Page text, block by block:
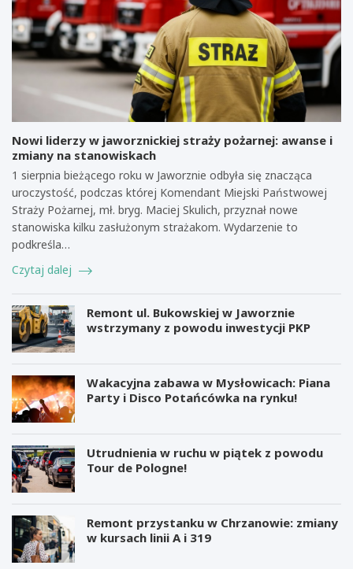
Nowi liderzy w jaworznickiej straży pożarnej: awanse i
zmiany na stanowiskach
1 sierpnia bieżącego roku w Jaworznie odbyła się znacząca
uroczystość, podczas której Komendant Miejski Państwowej
Straży Pożarnej, mł. bryg. Maciej Skulich, przyznał nowe
stanowiska kilku zasłużonym strażakom. Wydarzenie to
podkreśla…
Czytaj dalej
Remont ul. Bukowskiej w Jaworznie
wstrzymany z powodu inwestycji PKP
Wakacyjna zabawa w Mysłowicach: Piana
Party i Disco Potańcówka na rynku!
Utrudnienia w ruchu w piątek z powodu
Tour de Pologne!
Remont przystanku w Chrzanowie: zmiany
w kursach linii A i 319
M
B